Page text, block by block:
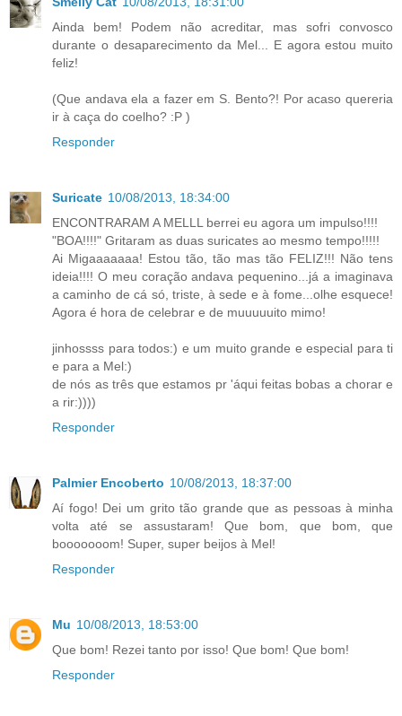
Ainda bem! Podem não acreditar, mas sofri convosco
durante o desaparecimento da Mel... E agora estou muito
feliz!
(Que andava ela a fazer em S. Bento?! Por acaso quereria
ir à caça do coelho? :P )
Responder
Suricate 10/08/2013, 18:34:00
ENCONTRARAM A MELLL berrei eu agora um impulso!!!!
"BOA!!!!" Gritaram as duas suricates ao mesmo tempo!!!!!
Ai Migaaaaaaa! Estou tão, tão mas tão FELIZ!!! Não tens
ideia!!!! O meu coração andava pequenino...já a imaginava
a caminho de cá só, triste, à sede e à fome...olhe esquece!
Agora é hora de celebrar e de muuuuuito mimo!
jinhossss para todos:) e um muito grande e especial para ti
e para a Mel:)
de nós as três que estamos pr 'áqui feitas bobas a chorar e
a rir:))))
Responder
Palmier Encoberto 10/08/2013, 18:37:00
Aí fogo! Dei um grito tão grande que as pessoas à minha
volta até se assustaram! Que bom, que bom, que
booooooom! Super, super beijos à Mel!
Responder
Mu 10/08/2013, 18:53:00
Que bom! Rezei tanto por isso! Que bom! Que bom!
Responder